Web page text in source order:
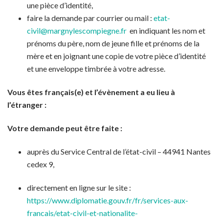
une pièce d’identité,
faire la demande par courrier ou mail : etat-
civil@margnylescompiegne.fr en indiquant les nom et
prénoms du père, nom de jeune fille et prénoms de la
mère et en joignant une copie de votre pièce d’identité
et une enveloppe timbrée à votre adresse.
Vous êtes français(e) et l’évènement a eu lieu à
l’étranger :
Votre demande peut être faite :
auprès du Service Central de l’état-civil – 44941 Nantes
cedex 9,
directement en ligne sur le site :
https://www.diplomatie.gouv.fr/fr/services-aux-
francais/etat-civil-et-nationalite-